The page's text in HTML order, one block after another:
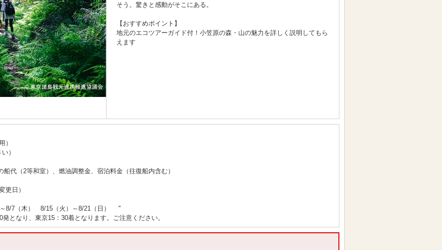
そう。驚きと感動がそこにある。
【おすすめポイント】
地元のエコツアーガイド付！小笠原の森・山の魅力を詳しく説明してもら
えます
）
）
代（2等和室）、燃油調整金、宿泊料金（往復船内含む）
更日）
8/7（木） 8/15（火）～8/21（日） "
となり、東京15：30着となります。ご注意ください。